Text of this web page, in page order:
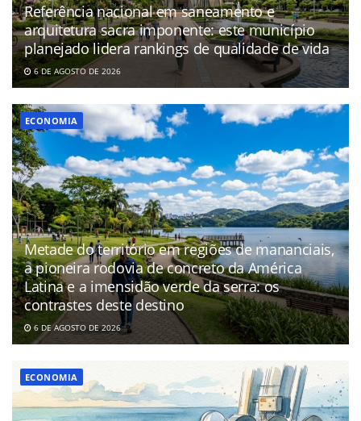
Referência nacional em saneamento e
arquitetura sacra imponente: este município
planejado lidera rankings de qualidade de vida
6 DE AGOSTO DE 2026
ECONOMIA
Metade do território em regiões de mananciais,
a pioneira rodovia de concreto da América
Latina e a imensidão verde da serra: os
contrastes deste destino
6 DE AGOSTO DE 2026
ECONOMIA